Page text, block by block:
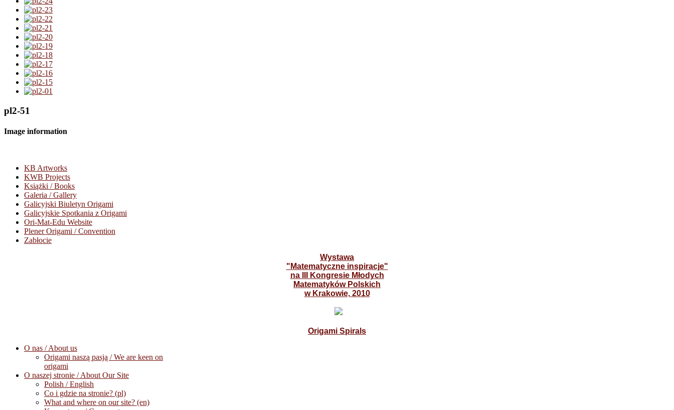
pl2-51
Image information
KB Artworks
KWB Projects
Książki / Books
Galeria / Gallery
Galicyjski Biuletyn Origami
Galicyjskie Spotkania z Origami
Ori-Mat-Edu Website
Plener Origami / Convention
Zabłocie
Wystawa
"Matematyczne inspiracje"
na III Kongresie Młodych
Matematyków Polskich
w Krakowie, 2010
Origami Spirals
O nas / About us
Origami naszą pasją / We are keen on
origami
O naszej stronie / About Our Site
Polish / English
Co i gdzie na stronie? (pl)
What and where on our site? (en)